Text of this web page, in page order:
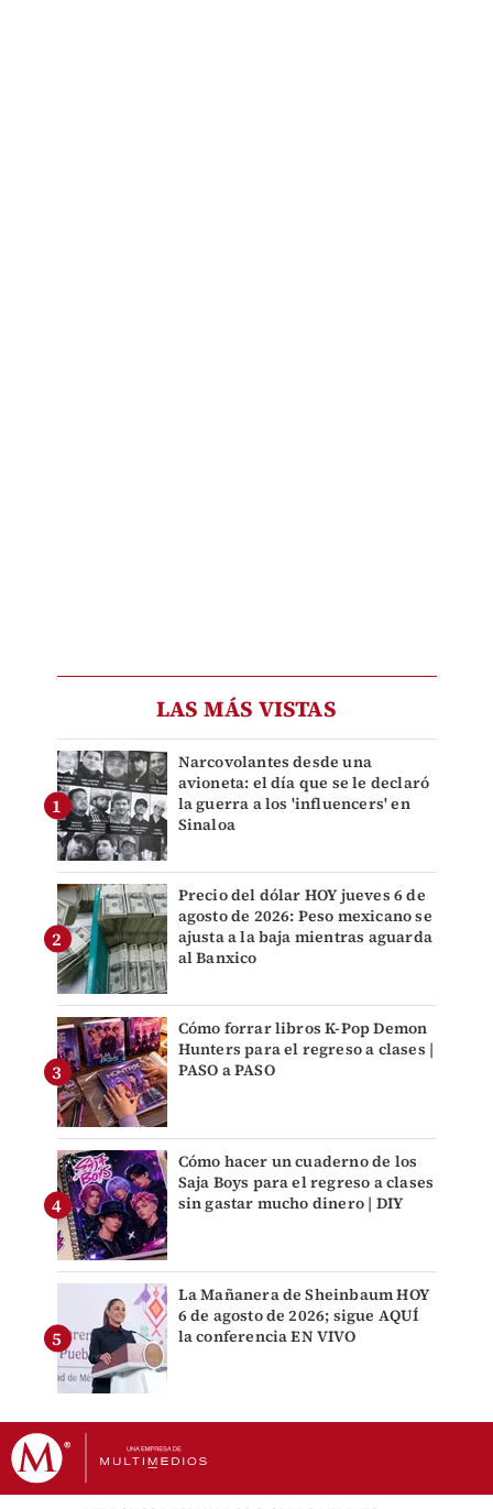
LAS MÁS VISTAS
Narcovolantes desde una
avioneta: el día que se le declaró
la guerra a los 'influencers' en
Sinaloa
Precio del dólar HOY jueves 6 de
agosto de 2026: Peso mexicano se
ajusta a la baja mientras aguarda
al Banxico
Cómo forrar libros K-Pop Demon
Hunters para el regreso a clases |
PASO a PASO
Cómo hacer un cuaderno de los
Saja Boys para el regreso a clases
sin gastar mucho dinero | DIY
La Mañanera de Sheinbaum HOY
6 de agosto de 2026; sigue AQUÍ
la conferencia EN VIVO